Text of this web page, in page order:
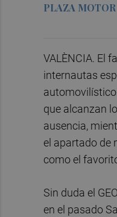
PLAZA MOTOR
VALÈNCIA. El
internautas
que alcanzan
ausencia,
el apartado de
como el
Sin duda el
en el pasado